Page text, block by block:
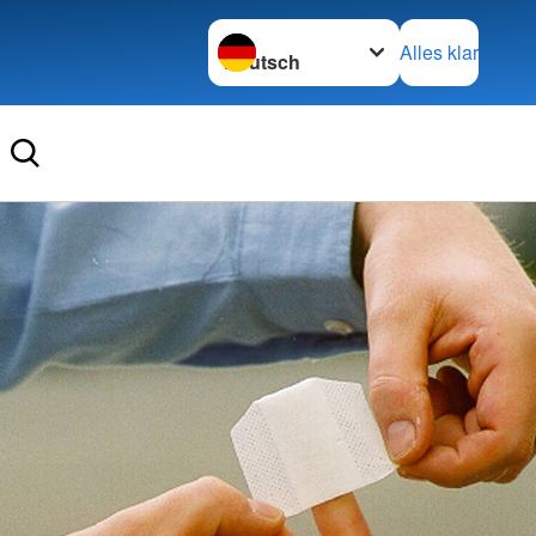
Sprache wechseln zu
Alles klar
für Betriebe
Kind
für Sportgruppen
Kinder, Jugend und Familie
DRK Kindergarten
Sonstiges
DRK Flugdienst